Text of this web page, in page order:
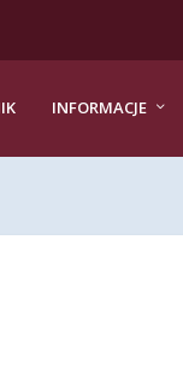
INFORMACJE